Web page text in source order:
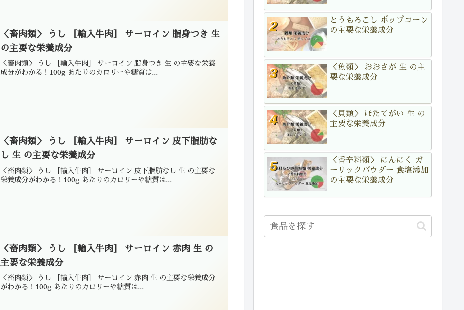
＜畜肉類＞ うし ［輸入牛肉］ サーロイン 脂身つき 生
の主要な栄養成分
＜畜肉類＞ うし ［輸入牛肉］ サーロイン 脂身つき 生 の主要な栄養
成分がわかる！100g あたりのカロリーや糖質は...
＜畜肉類＞ うし ［輸入牛肉］ サーロイン 皮下脂肪な
し 生 の主要な栄養成分
＜畜肉類＞ うし ［輸入牛肉］ サーロイン 皮下脂肪なし 生 の主要な
栄養成分がわかる！100g あたりのカロリーや糖質は...
＜畜肉類＞ うし ［輸入牛肉］ サーロイン 赤肉 生 の
主要な栄養成分
＜畜肉類＞ うし ［輸入牛肉］ サーロイン 赤肉 生 の主要な栄養成分
がわかる！100g あたりのカロリーや糖質は...
とうもろこし ポップコーン
の主要な栄養成分
＜魚類＞ おおさが 生 の主
要な栄養成分
＜貝類＞ ほたてがい 生 の
主要な栄養成分
＜香辛料類＞ にんにく ガ
ーリックパウダー 食塩添加
の主要な栄養成分